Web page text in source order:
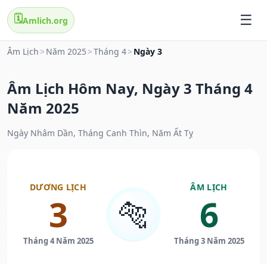
🗓️Amlich.org
Âm Lịch > Năm 2025 >Tháng 4> Ngày 3
Âm Lịch Hôm Nay, Ngày 3 Tháng 4
Năm 2025
Ngày Nhâm Dần, Tháng Canh Thìn, Năm Ất Tỵ
DƯƠNG LỊCH
3
Tháng 4 Năm 2025
🐅
ÂM LỊCH
6
Tháng 3 Năm 2025